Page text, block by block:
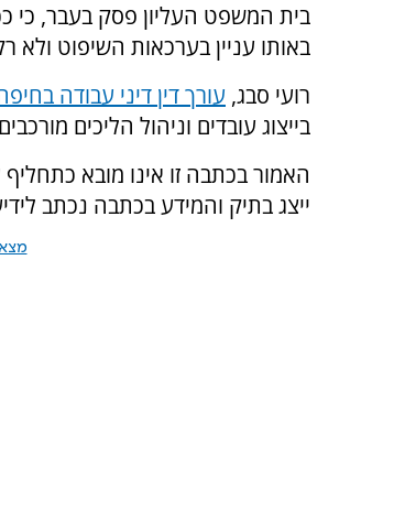
בית המשפט העליון פסק בעבר, כי
באותו עניין בערכאות השיפוט ולא
רועי סבג, עורך דין דיני עבודה
בייצוג עובדים וניהול הליכים
האמור בכתבה זו אינו מובא כתחליף
ייצג בתיק והמידע בכתבה נכתב